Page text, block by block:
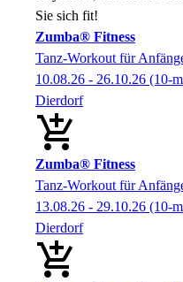
Sie sich fit!
Zumba® Fitness
Tanz-Workout für
10.08.26 - 26.10.26 (10-
Dierdorf
Zumba® Fitness
Tanz-Workout für
13.08.26 - 29.10.26 (10-
Dierdorf